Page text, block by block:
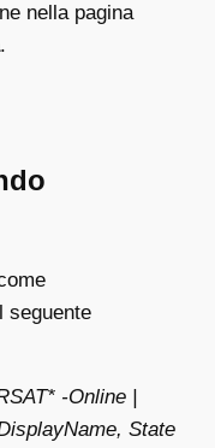
nella pagina
.
seguente
-Online |
State